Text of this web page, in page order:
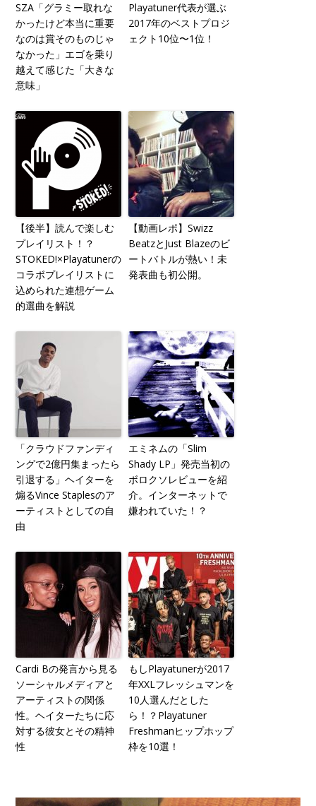
SZA「グラミー取れな
かったけど本当に重要
なのは賞そのものじゃ
なかった」エゴを乗り
越えて感じた「大きな
意味」
Playatuner代表が選ぶ
2017年のベストプロジ
ェクト10位〜1位！
【後半】読んで楽しむ
プレイリスト！？
STOKED!×Playatunerの
コラボプレイリストに
込められた連想ゲーム
的選曲を解説
【動画レポ】Swizz
BeatzとJust Blazeのビ
ートバトルが熱い！未
発表曲も初公開。
「クラウドファンディ
ングで2億円集まったら
引退する」ヘイターを
煽るVince Staplesのア
ーティストとしての自
由
エミネムの「Slim
Shady LP」発売当初の
ボロクソレビューを紹
介。インターネットで
嫌われていた！？
Cardi Bの発言から見る
ソーシャルメディアと
アーティストの関係
性。ヘイターたちに応
対する彼女とその精神
性
もしPlayatunerが2017
年XXLフレッシュマンを
10人選んだとした
ら！？Playatuner
Freshmanヒップホップ
枠を10選！